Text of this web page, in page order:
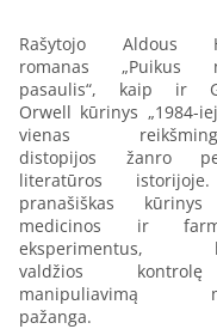
Rašytojo Aldous
romanas „Puikus
pasaulis“, kaip ir
Orwell kūrinys „1984-
vienas
distopijos žanro
literatūros
pranašiškas
medicinos ir
eksperimentus,
valdžios
manipuliavimą
pažanga.